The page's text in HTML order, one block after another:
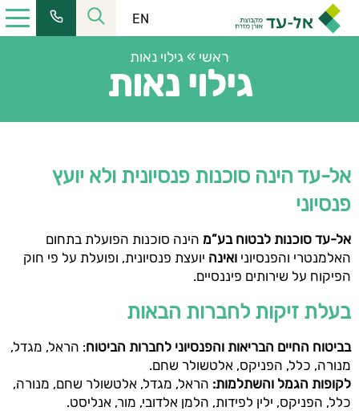
EN
ראשי »גילוי נאות
גילוי נאות
אל-עד הינה סוכנות פנסיונית ולא יועץ
פנסיוני
אל-עד סוכנות לבטוח בע”מ הינה סוכנות הפועלת בתחום
האלמנטרי והפנסיוני ואינה יועצת פנסיונית, ופועלת על פי חוק
הפיקוח על שירותים פיננסיים.
בעלת זיקות לחברות הבאות
בביטוח החיים הבריאות והפנסיוני לחברות הביטוח: הראל, מגדל,
מנורה, כלל, הפניקס, אלטשולר שחם.
לקופות הגמל והשתלמות: הראל, מגדל, אלטשולר שחם, מנורה,
כלל, הפניקס, ילין לפידות, הלמן אלדובי, מור, אנליסט.
טל': 02-6228555| פקס: 02-6253366
שעות פעילות:
כתובת למשלוח דואר:
ת.ד. 2121, ירושלים 9102101
כתובת המייל שלנו:
elad@el-ad.co.il